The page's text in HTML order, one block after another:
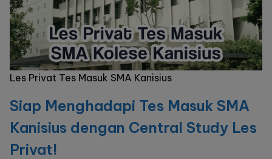
Les Privat Tes Masuk SMA Kanisius
Siap Menghadapi Tes Masuk SMA
Kanisius dengan Central Study Les
Privat!